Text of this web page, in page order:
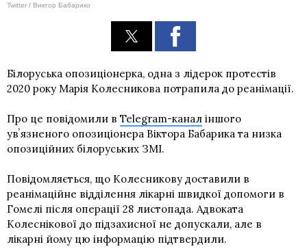
Twitter / Виктор Бабарико
Білоруська опозиціонерка, одна з лідерок протестів
2020 року Марія Колесникова потрапила до реанімації.
Про це повідомили в Telegram-канал іншого
увʼязненого опозиціонера Віктора Бабарика та низка
опозиційних білоруських ЗМІ.
Повідомляється, що Колесникову доставили в
реанімаційне відділення лікарні швидкої допомоги в
Гомелі після операції 28 листопада. Адвоката
Колеснікової до підзахисної не допускали, але в
лікарні йому цю інформацію підтвердили.